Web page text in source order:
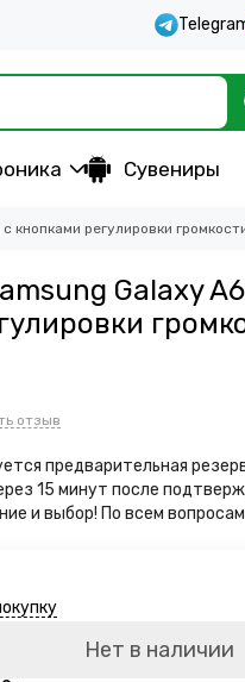
Сувениры
кнопками регулировки
Galaxy
отзыв
предварительная
15 минут после
и выбор! По всем
Нет в наличии